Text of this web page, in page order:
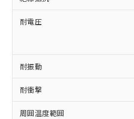
耐電圧
耐振動
耐衝撃
周囲温度範囲
オムロン制御
販売ネ
在庫状況およ
事前の承諾な
示しないよう
マイパーツ機
ビス）をご利
但し、RoHS指令で産業用
フタル酸エステル類の４
図的な使用がないことを確
部品在庫の切り替え
月が前後することが
DEHP(フタル酸ビス(2-エ
「ｅ」：有害物質（
準値以下であること
「10」：通常の使
質が外部に漏えいし
及ぼさない年数を意
当社は貴社製
ル、化学兵器
武器並びにこ
当社は、貴社
場合は、上記1
該第三者に通
販売先および
法に輸出する
在庫なし(
いては、
たはお客
機器販売
白
受注生産
情報を公